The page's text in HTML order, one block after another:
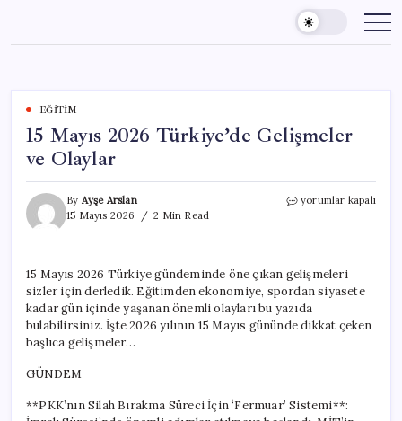
content
EĞITIM
15 Mayıs 2026 Türkiye’de Gelişmeler
ve Olaylar
By Ayşe Arslan
15 Mayıs 2026
2 Min Read
15
ve
Olaylar
için
yorumlar kapalı
15 Mayıs 2026 Türkiye gündeminde öne çıkan gelişmeleri
sizler için derledik. Eğitimden ekonomiye, spordan siyasete
kadar gün içinde yaşanan önemli olayları bu yazıda
bulabilirsiniz. İşte 2026 yılının 15 Mayıs gününde dikkat çeken
başlıca gelişmeler…
GÜNDEM
**PKK’nın Silah Bırakma Süreci İçin ‘Fermuar’ Sistemi**: